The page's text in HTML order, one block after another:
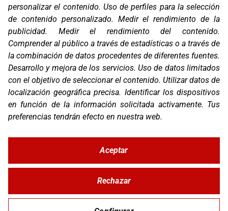
Marcas
Productos
Compañía
Blog
Contacto
FAQ
Canal Ético
Zona Clientes
Síguenos
© Copyright 2026 Corver.es
DevelopedbyMOTTO
personalizar el contenido. Uso de perfiles para la selección
de contenido personalizado. Medir el rendimiento de la
publicidad. Medir el rendimiento del contenido.
Comprender al público a través de estadísticas o a través de
la combinación de datos procedentes de diferentes fuentes.
Desarrollo y mejora de los servicios.Uso de datos limitados
con el objetivo de seleccionar el contenido. Utilizar datos de
localización geográfica precisa. Identificar los dispositivos
en función de la información solicitada activamente. Tus
preferencias tendrán efecto en nuestra web.
Rechazar
Aceptar